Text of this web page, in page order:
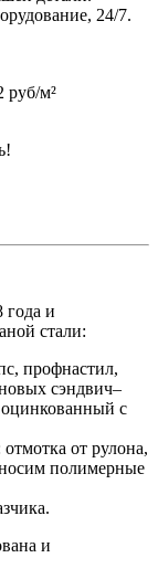
24/7.
руб/м²
года и
стали:
профнастил,
сэндвич–
с
от рулона,
полимерные
и